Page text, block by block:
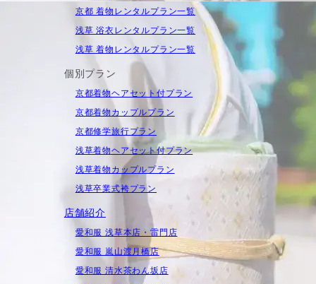
京都 着物レンタルプラン一覧
浅草 浴衣レンタルプラン一覧
浅草 着物レンタルプラン一覧
個別プラン
京都着物ヘアセット付プラン
京都着物カップルプラン
京都修学旅行プラン
浅草着物ヘアセット付プラン
浅草着物カップルプラン
浅草卒業式袴プラン
店舗紹介
愛和服 浅草本店・雷門店
愛和服 嵐山渡月橋店
愛和服 清水茶わん坂店